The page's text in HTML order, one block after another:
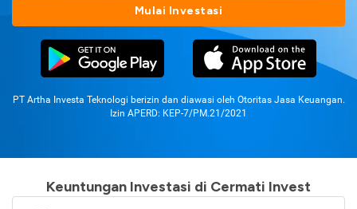
Mulai Investasi
PT Artha Investa Teknologi berizin dan diawasi oleh Otoritas Jasa Keuangan.
Izin APERD: KEP-7/PM.21/2021
Keuntungan Investasi di Cermati Invest